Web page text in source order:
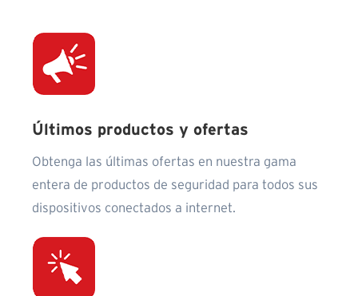
Últimos productos y ofertas
Obtenga las últimas ofertas en nuestra gama
entera de productos de seguridad para todos sus
dispositivos conectados a internet.